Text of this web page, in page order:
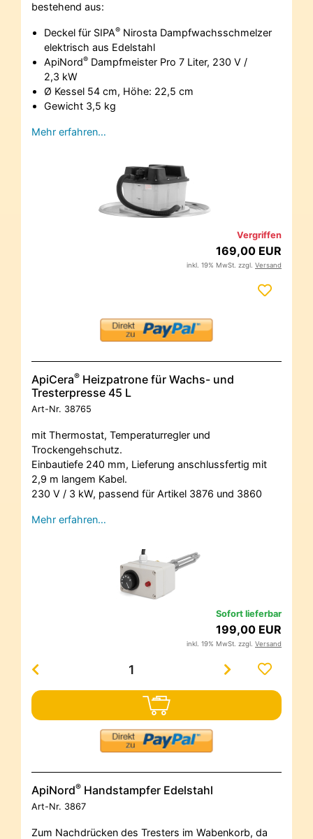
bestehend aus:
Deckel für SIPA®Nirosta Dampfwachsschmelzer
elektrisch aus Edelstahl
ApiNord®Dampfmeister Pro 7 Liter, 230 V /
2,3 kW
Ø Kessel 54 cm, Höhe: 22,5 cm
Gewicht 3,5 kg
Mehr erfahren…
Vergriffen
169,00 EUR
inkl. 19% MwSt. zzgl. Versand
ApiCera® Heizpatrone für Wachs- und
Tresterpresse 45 L
Art-Nr. 38765
mit Thermostat, Temperaturregler und
Trockengehschutz.
Einbautiefe 240 mm, Lieferung anschlussfertig mit
2,9 m langem Kabel.
230 V / 3 kW, passend für Artikel 3876 und 3860
Mehr erfahren…
Sofort lieferbar
199,00 EUR
inkl. 19% MwSt. zzgl. Versand
ApiNord® Handstampfer Edelstahl
Art-Nr. 3867
Zum Nachdrücken des Tresters im Wabenkorb, da